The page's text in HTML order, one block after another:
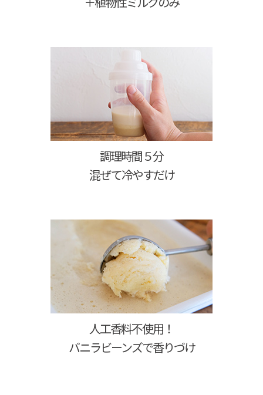
調理時間５分
混ぜて冷やすだけ
人工香料不使用！
バニラビーンズで香りづけ